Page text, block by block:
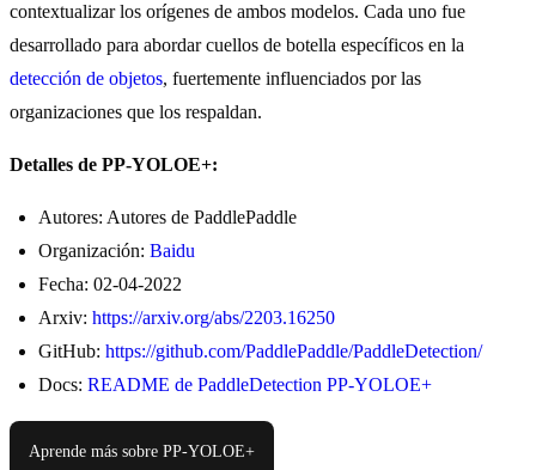
contextualizar los orígenes de ambos modelos. Cada uno fue
desarrollado para abordar cuellos de botella específicos en la
detección de objetos, fuertemente influenciados por las
organizaciones que los respaldan.
Detalles de PP-YOLOE+:
Autores: Autores de PaddlePaddle
Organización: Baidu
Fecha: 02-04-2022
Arxiv: https://arxiv.org/abs/2203.16250
GitHub: https://github.com/PaddlePaddle/PaddleDetection/
Docs: README de PaddleDetection PP-YOLOE+
Aprende más sobre PP-YOLOE+